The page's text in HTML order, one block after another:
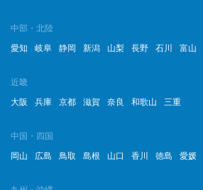
中部・北陸
愛知
岐阜 静岡 新潟 山梨 長野 石川 富山
近畿
大阪
兵庫 京都 滋賀 奈良 和歌山 三重
中国・四国
岡山
広島 鳥取 島根 山口 香川 徳島 愛媛